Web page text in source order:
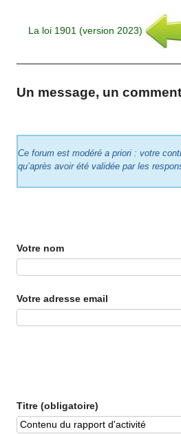
La loi 1901 (version 2023)
Un message, un
Ce forum est modéré a priori : votre
qu’après avoir été validée par les
Votre nom
Votre adresse email
Titre (obligatoire)